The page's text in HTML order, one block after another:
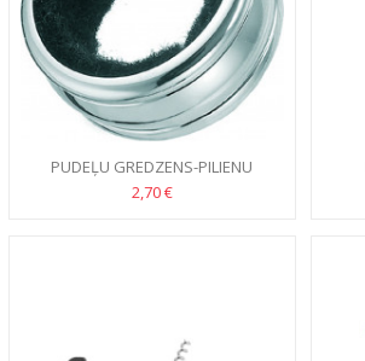
PUDEĻU GREDZENS-PILIENU
UZTVĒRĒJS
2,70 €